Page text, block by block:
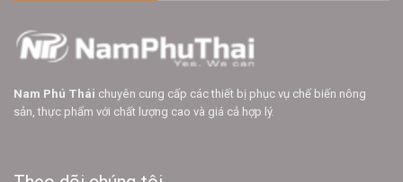
Nam Phú Thái chuyên cung cấp các thiết bị phục vụ chế biến nông
sản, thực phẩm với chất lượng cao và giá cả hợp lý.